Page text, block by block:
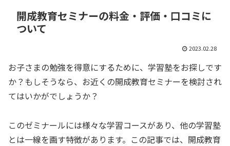
開成教育セミナーの料金・評価・口コミに
ついて
2023.02.28
お子さまの勉強を得意にするために、学習塾をお探しです
か？もしそうなら、お近くの開成教育セミナーを検討され
てはいかがでしょうか？
このゼミナールには様々な学習コースがあり、他の学習塾
とは一線を画す特徴があります。この記事では、開成教育